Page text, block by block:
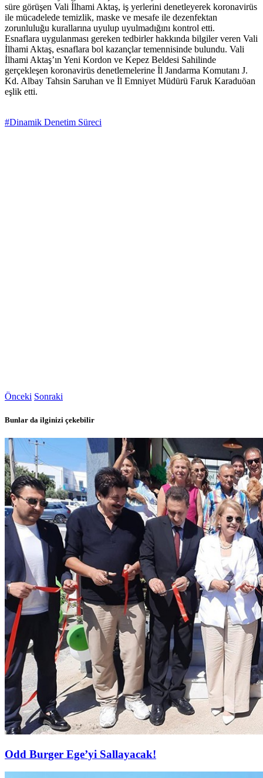
süre görüşen Vali İlhami Aktaş, iş yerlerini denetleyerek koronavirüs
ile mücadelede temizlik, maske ve mesafe ile dezenfektan
zorunluluğu kurallarına uyulup uyulmadığını kontrol etti.
Esnaflara uygulanması gereken tedbirler hakkında bilgiler veren Vali
İlhami Aktaş, esnaflara bol kazançlar temennisinde bulundu. Vali
İlhami Aktaş’ın Yeni Kordon ve Kepez Beldesi Sahilinde
gerçekleşen koronavirüs denetlemelerine İl Jandarma Komutanı J.
Kd. Albay Tahsin Saruhan ve İl Emniyet Müdürü Faruk Karaduöan
eşlik etti.
#Dinamik Denetim Süreci
Önceki Sonraki
Bunlar da ilginizi çekebilir
Odd Burger Ege’yi Sallayacak!